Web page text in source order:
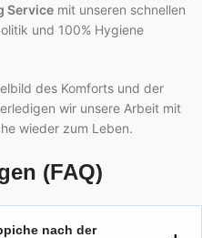
Service mit unseren schnellen
und 100% Hygiene
des Komforts und der
wir unsere Arbeit mit
wieder zum Leben.
(FAQ)
nach der